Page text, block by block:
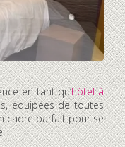
en tant qu’hôtel à
équipées de toutes
cadre parfait pour se